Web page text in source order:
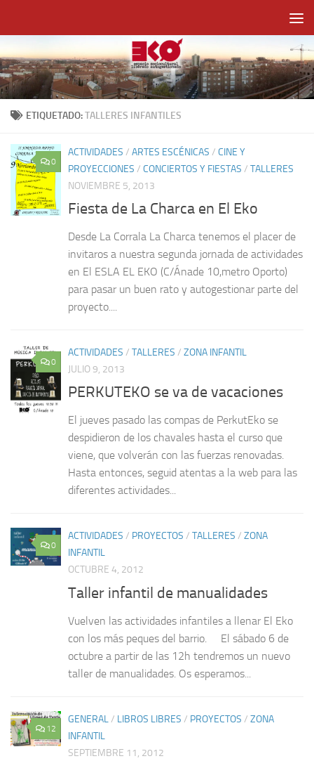
ETIQUETADO:TALLERES INFANTILES
0
ACTIVIDADES / ARTES ESCÉNICAS / CINE Y
PROYECCIONES / CONCIERTOS Y FIESTAS / TALLERES
NOVIEMBRE 5, 2013
Fiesta de La Charca en El Eko
Desde La Corrala La Charca tenemos el placer de
invitaros a nuestra segunda jornada de actividades
en El ESLA EL EKO (C/Ánade 10,metro Oporto)
para pasar un buen rato y autogestionar parte del
proyecto....
0
ACTIVIDADES / TALLERES / ZONA INFANTIL
JULIO 9, 2013
PERKUTEKO se va de vacaciones
El jueves pasado las compas de PerkutEko se
despidieron de los chavales hasta el curso que
viene, que volverán con las fuerzas renovadas.
Hasta entonces, seguid atentas a la web para las
diferentes actividades...
0
ACTIVIDADES / PROYECTOS / TALLERES / ZONA
INFANTIL
OCTUBRE 4, 2012
Taller infantil de manualidades
Vuelven las actividades infantiles a llenar El Eko
con los más peques del barrio. El sábado 6 de
octubre a partir de las 12h tendremos un nuevo
taller de manualidades. Os esperamos...
12
GENERAL/ LIBROS LIBRES / PROYECTOS / ZONA
INFANTIL
SEPTIEMBRE 11, 2012